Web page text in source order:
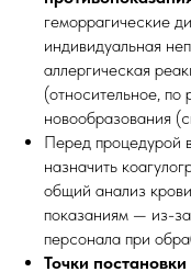
геморрагические
индивидуальная
аллергическая
(относительное,
новообразования
Перед процедурой
назначить
общий анализ
показаниям — из-
персонала при
Точки постановки